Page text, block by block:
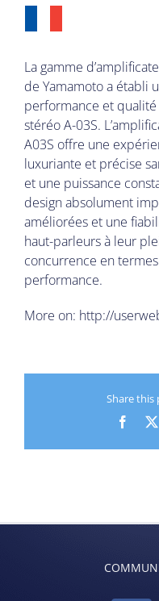
La gamme
de Yamamoto a établi
performance et qualité
stéréo A-03S.
A03S offre une
luxuriante et précise
et une puissance
design absolument
améliorées et une
haut-parleurs à leur
concurrence en
performance.
More on: http://
Share this